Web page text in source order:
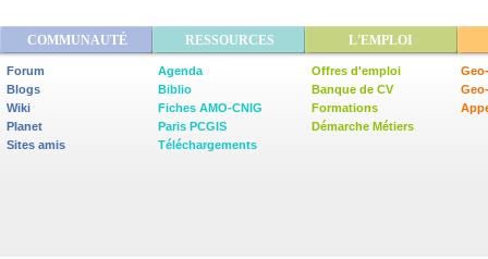
COMMUNAUTÉ RESSOURCES L'EMPLOI
Forum
Blogs
Wiki
Planet
Sites amis
Agenda
Biblio
Fiches AMO-CNIG
Paris PCGIS
Téléchargements
Offres d'emploi
Banque de CV
Formations
Démarche Métiers